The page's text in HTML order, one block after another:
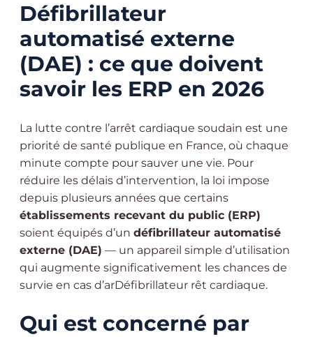
Défibrillateur
automatisé externe
(DAE) : ce que doivent
savoir les ERP en 2026
La lutte contre l’arrêt cardiaque soudain est une
priorité de santé publique en France, où chaque
minute compte pour sauver une vie. Pour
réduire les délais d’intervention, la loi impose
depuis plusieurs années que certains
établissements recevant du public (ERP)
soient équipés d’un défibrillateur automatisé
externe (DAE) — un appareil simple d’utilisation
qui augmente significativement les chances de
survie en cas d’arDéfibrillateur rêt cardiaque.
Qui est concerné par